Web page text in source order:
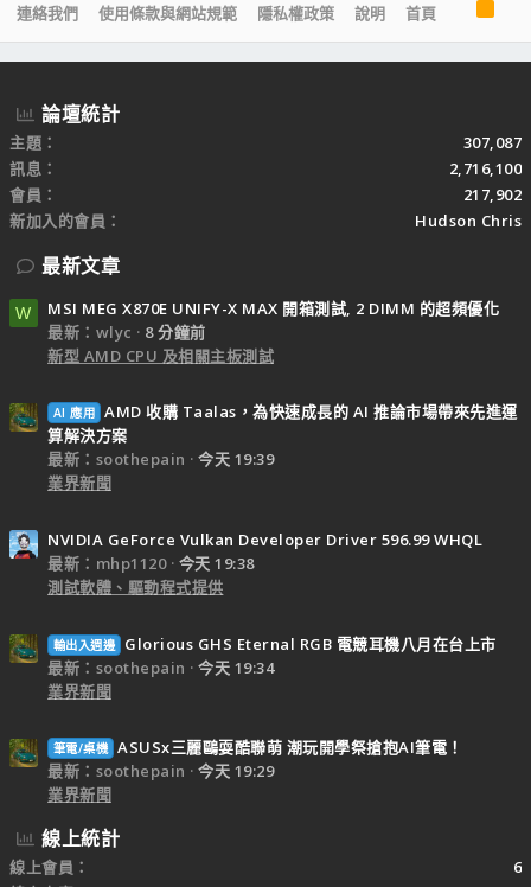
連絡我們
使用條款與網站規範 隱私權政策 說明 首頁
S
論壇統計
主題
307,087
訊息
2,716,100
會員
217,902
新加入的會員
Hudson Chris
最新文章
W
MSI MEG X870E UNIFY-X MAX 開箱測試, 2 DIMM 的超頻優化
最新：wlyc
8 分鐘前
新型 AMD CPU 及相關主板測試
AI 應用 AMD 收購 Taalas，為快速成長的 AI 推論市場帶來先進運
算解決方案
最新：soothepain
今天 19:39
業界新聞
NVIDIA GeForce Vulkan Developer Driver 596.99 WHQL
最新：mhp1120
今天 19:38
測試軟體、驅動程式提供
輸出入週邊
Glorious GHS Eternal RGB 電競耳機八月在台上市
最新：soothepain
今天 19:34
業界新聞
筆電/桌機 ASUSx三麗鷗耍酷聯萌 潮玩開學祭搶抱AI筆電！
最新：soothepain
今天 19:29
業界新聞
線上統計
線上會員
6